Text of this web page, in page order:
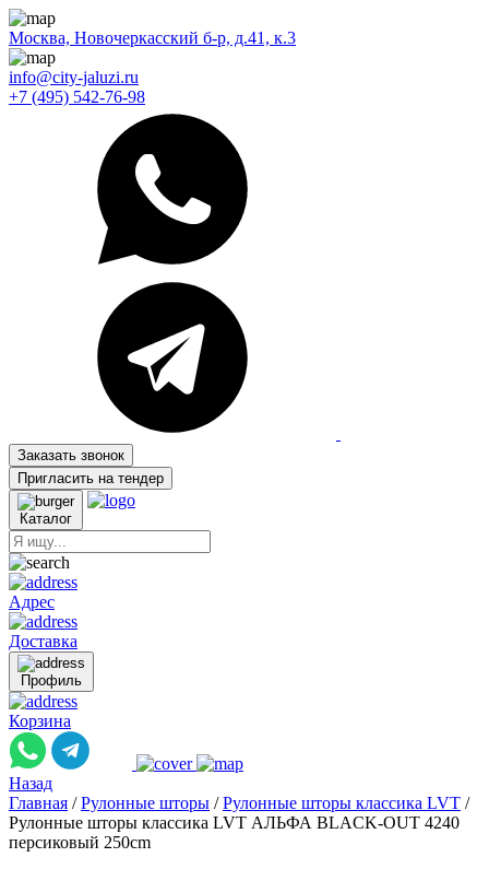
Москва, Новочеркасский б-р, д.41, к.3
info@city-jaluzi.ru
+7 (495) 542-76-98
Заказать звонок
Пригласить на тендер
Каталог
Адрес
Доставка
Профиль
Корзина
Назад
Главная / Рулонные шторы / Рулонные шторы классика LVT /
Рулонные шторы классика LVT АЛЬФА BLACK-OUT 4240
персиковый 250cm